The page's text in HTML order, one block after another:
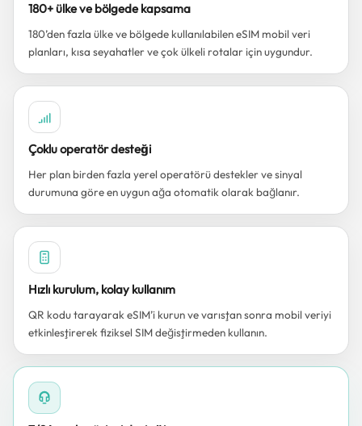
180+ ülke ve bölgede kapsama
180’den fazla ülke ve bölgede kullanılabilen eSIM mobil veri
planları, kısa seyahatler ve çok ülkeli rotalar için uygundur.
Çoklu operatör desteği
Her plan birden fazla yerel operatörü destekler ve sinyal
durumuna göre en uygun ağa otomatik olarak bağlanır.
Hızlı kurulum, kolay kullanım
QR kodu tarayarak eSIM’i kurun ve varıştan sonra mobil veriyi
etkinleştirerek fiziksel SIM değiştirmeden kullanın.